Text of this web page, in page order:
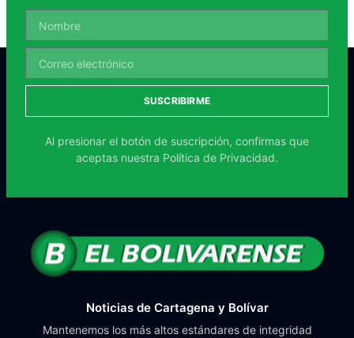
SUSCRIBIRME
Al presionar el botón de suscripción, confirmas que
aceptas nuestra Política de Privacidad.
Noticias de Cartagena y Bolívar
Mantenemos los más altos estándares de integridad